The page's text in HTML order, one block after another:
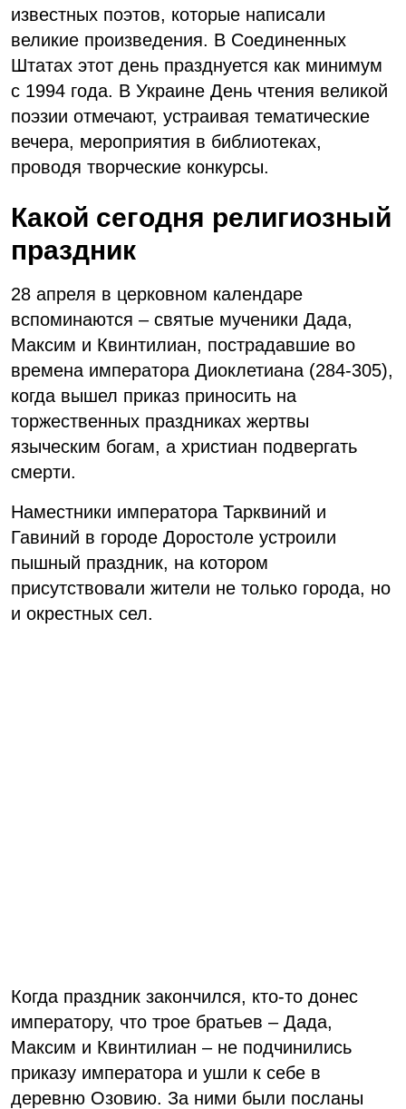
известных поэтов, которые написали
великие произведения. В Соединенных
Штатах этот день празднуется как минимум
с 1994 года. В Украине День чтения великой
поэзии отмечают, устраивая тематические
вечера, мероприятия в библиотеках,
проводя творческие конкурсы.
Какой сегодня религиозный
праздник
28 апреля в церковном календаре
вспоминаются – святые мученики Дада,
Максим и Квинтилиан, пострадавшие во
времена императора Диоклетиана (284-305),
когда вышел приказ приносить на
торжественных праздниках жертвы
языческим богам, а христиан подвергать
смерти.
Наместники императора Тарквиний и
Гавиний в городе Доростоле устроили
пышный праздник, на котором
присутствовали жители не только города, но
и окрестных сел.
Когда праздник закончился, кто-то донес
императору, что трое братьев – Дада,
Максим и Квинтилиан – не подчинились
приказу императора и ушли к себе в
деревню Озовию. За ними были посланы